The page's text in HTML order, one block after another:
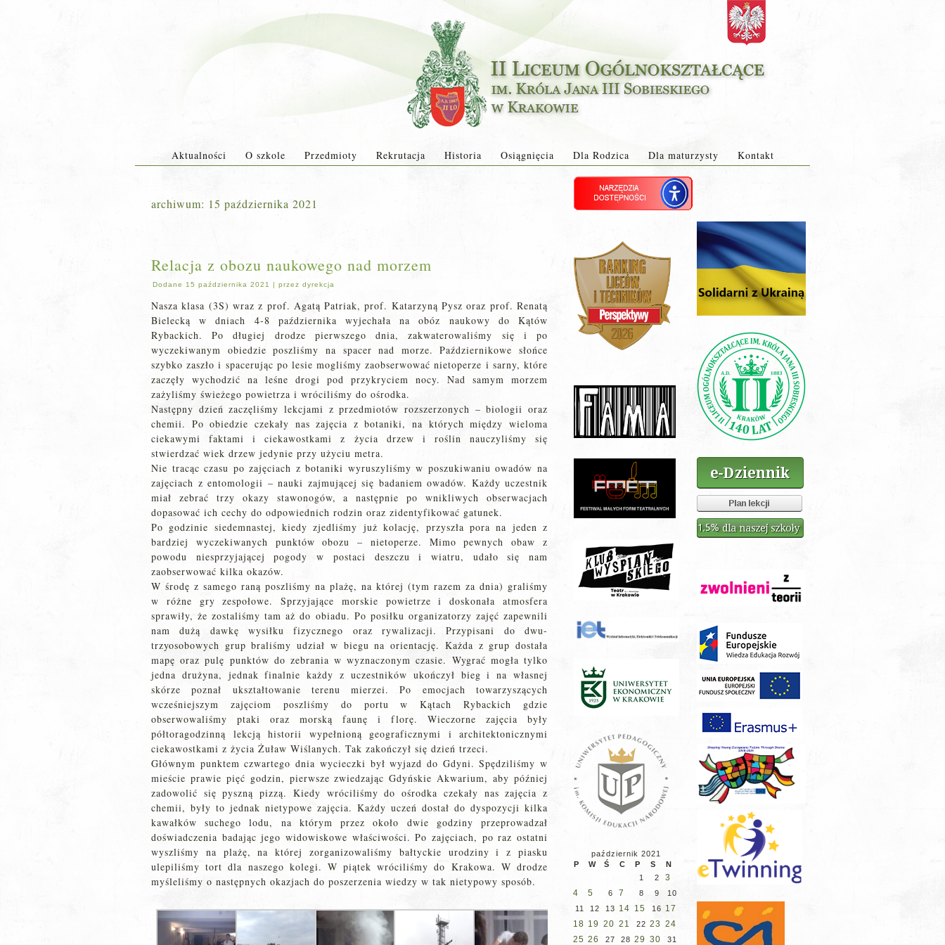
Aktualności O szkole Przedmioty Rekrutacja Historia Osiągnięcia Dla Rodzica Dla maturzysty Kontakt
archiwum: 15 października 2021
Relacja z obozu naukowego nad morzem
Dodane 15 października 2021 | przez dyrekcja
Nasza klasa (3S) wraz z prof. Agatą Patriak, prof. Katarzyną Pysz oraz prof. Renatą
Bielecką w dniach 4-8 października wyjechała na obóz naukowy do Kątów
Rybackich. Po długiej drodze pierwszego dnia, zakwaterowaliśmy się i po
wyczekiwanym obiedzie poszliśmy na spacer nad morze. Październikowe słońce
szybko zaszło i spacerując po lesie mogliśmy zaobserwować nietoperze i sarny, które
zaczęły wychodzić na leśne drogi pod przykryciem nocy. Nad samym morzem
zażyliśmy świeżego powietrza i wróciliśmy do ośrodka.
Następny dzień zaczęliśmy lekcjami z przedmiotów rozszerzonych – biologii oraz
chemii. Po obiedzie czekały nas zajęcia z botaniki, na których między wieloma
ciekawymi faktami i ciekawostkami z życia drzew i roślin nauczyliśmy się
stwierdzać wiek drzew jedynie przy użyciu metra.
Nie tracąc czasu po zajęciach z botaniki wyruszyliśmy w poszukiwaniu owadów na
zajęciach z entomologii – nauki zajmującej się badaniem owadów. Każdy uczestnik
miał zebrać trzy okazy stawonogów, a następnie po wnikliwych obserwacjach
dopasować ich cechy do odpowiednich rodzin oraz zidentyfikować gatunek.
Po godzinie siedemnastej, kiedy zjedliśmy już kolację, przyszła pora na jeden z
bardziej wyczekiwanych punktów obozu – nietoperze. Mimo pewnych obaw z
powodu niesprzyjającej pogody w postaci deszczu i wiatru, udało się nam
zaobserwować kilka okazów.
W środę z samego raną poszliśmy na plażę, na której (tym razem za dnia) graliśmy
w różne gry zespołowe. Sprzyjające morskie powietrze i doskonała atmosfera
sprawiły, że zostaliśmy tam aż do obiadu. Po posiłku organizatorzy zajęć zapewnili
nam dużą dawkę wysiłku fizycznego oraz rywalizacji. Przypisani do dwu-
trzyosobowych grup braliśmy udział w biegu na orientację. Każda z grup dostała
mapę oraz pulę punktów do zebrania w wyznaczonym czasie. Wygrać mogła tylko
jedna drużyna, jednak finalnie każdy z uczestników ukończył bieg i na własnej
skórze poznał ukształtowanie terenu mierzei. Po emocjach towarzyszących
wcześniejszym zajęciom poszliśmy do portu w Kątach Rybackich gdzie
obserwowaliśmy ptaki oraz morską faunę i florę. Wieczorne zajęcia były
półtoragodzinną lekcją historii wypełnioną geograficznymi i architektonicznymi
ciekawostkami z życia Żuław Wiślanych. Tak zakończył się dzień trzeci.
Głównym punktem czwartego dnia wycieczki był wyjazd do Gdyni. Spędziliśmy w
mieście prawie pięć godzin, pierwsze zwiedzając Gdyńskie Akwarium, aby później
zadowolić się pyszną pizzą. Kiedy wróciliśmy do ośrodka czekały nas zajęcia z
chemii, były to jednak nietypowe zajęcia. Każdy uczeń dostał do dyspozycji kilka
kawałków suchego lodu, na którym przez około dwie godziny przeprowadzał
doświadczenia badając jego widowiskowe właściwości. Po zajęciach, po raz ostatni
wyszliśmy na plażę, na której zorganizowaliśmy bałtyckie urodziny i z piasku
ulepiliśmy tort dla naszego kolegi. W piątek wróciliśmy do Krakowa. W drodze
myśleliśmy o następnych okazjach do poszerzenia wiedzy w tak nietypowy sposób.
październik 2021
P
W Ś C P S
N
1
2
3
4
5 6 7 8 9
10
11
12 13 14 15 16 17
18 19 20 21 22 23 24
25 26 27 28 29 30 31